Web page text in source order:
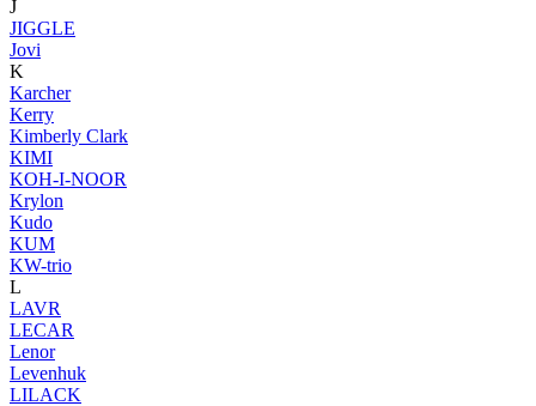
J
JIGGLE
Jovi
K
Karcher
Kerry
Kimberly Clark
KIMI
KOH-I-NOOR
Krylon
Kudo
KUM
KW-trio
L
LAVR
LECAR
Lenor
Levenhuk
LILACK